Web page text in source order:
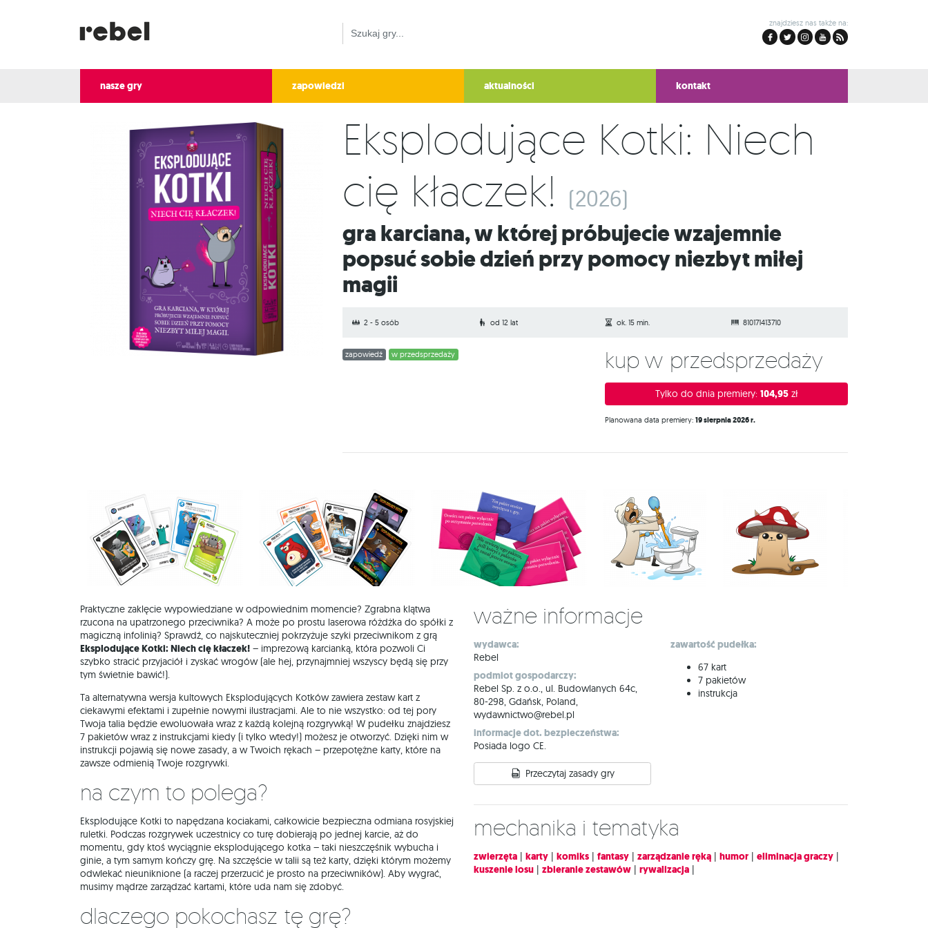
znajdziesz nas także na:
nasze gry zapowiedzi aktualności kontakt
Eksplodujące Kotki: Niech
cię kłaczek!
(2026)
Gra karciana, w której próbujecie wzajemnie
popsuć sobie dzień przy pomocy niezbyt miłej
magii
2 - 5 osób od 12 lat ok. 15 min. 810171413710
zapowiedź w przedsprzedaży Kup w przedsprzedaży
Tylko do dnia premiery: 104,95 zł
Planowana data premiery: 19 sierpnia 2026 r.
Praktyczne zaklęcie wypowiedziane w odpowiednim momencie? Zgrabna klątwa
rzucona na upatrzonego przeciwnika? A może po prostu laserowa różdżka do spółki z
magiczną infolinią? Sprawdź, co najskuteczniej pokrzyżuje szyki przeciwnikom z grą
Eksplodujące Kotki: Niech cię kłaczek! – imprezową karcianką, która pozwoli Ci
szybko stracić przyjaciół i zyskać wrogów (ale hej, przynajmniej wszyscy będą się przy
tym świetnie bawić!).
Ta alternatywna wersja kultowych Eksplodujących Kotków zawiera zestaw kart z
ciekawymi efektami i zupełnie nowymi ilustracjami. Ale to nie wszystko: od tej pory
Twoja talia będzie ewoluowała wraz z każdą kolejną rozgrywką! W pudełku znajdziesz
7 pakietów wraz z instrukcjami kiedy (i tylko wtedy!) możesz je otworzyć. Dzięki nim w
instrukcji pojawią się nowe zasady, a w Twoich rękach – przepotężne karty, które na
zawsze odmienią Twoje rozgrywki.
Na czym to polega?
Eksplodujące Kotki to napędzana kociakami, całkowicie bezpieczna odmiana rosyjskiej
ruletki. Podczas rozgrywek uczestnicy co turę dobierają po jednej karcie, aż do
momentu, gdy ktoś wyciągnie eksplodującego kotka – taki nieszczęśnik wybucha i
ginie, a tym samym kończy grę. Na szczęście w talii są też karty, dzięki którym możemy
odwlekać nieuniknione (a raczej przerzucić je prosto na przeciwników). Aby wygrać,
musimy mądrze zarządzać kartami, które uda nam się zdobyć.
Dlaczego pokochasz tę grę?
Ważne informacje
wydawca:
Rebel
podmiot gospodarczy:
Rebel Sp. z o.o., ul. Budowlanych 64c,
80-298, Gdańsk, Poland,
wydawnictwo@rebel.pl
informacje dot. bezpieczeństwa:
Posiada logo CE.
Przeczytaj zasady gry
zawartość pudełka:
67 kart
7 pakietów
instrukcja
Mechanika i tematyka
zwierzęta | karty | komiks | fantasy | zarządzanie ręką | humor | eliminacja graczy |
kuszenie losu | zbieranie zestawów | rywalizacja |